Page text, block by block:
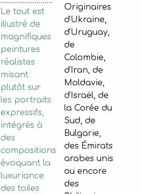
Le tout est
illustré de
magnifiques
peintures
réalistes
misant
plutôt sur
les portraits
expressifs,
intégrés à
des
compositions
évoquant la
luxuriance
des toiles
Originaires
d'Ukraine,
d'Uruguay,
de
Colombie,
d'Iran, de
Moldavie,
d'Israël, de
la Corée du
Sud, de
Bulgarie,
des Émirats
arabes unis
ou encore
des